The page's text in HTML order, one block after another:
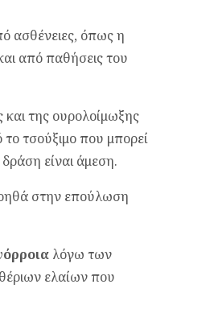
ασθένειες, όπως η
από παθήσεις του
της ουρολοίμωξης
το τσούξιμο που μπορεί
είναι άμεση.
στην επούλωση
λόγω των
ελαίων που